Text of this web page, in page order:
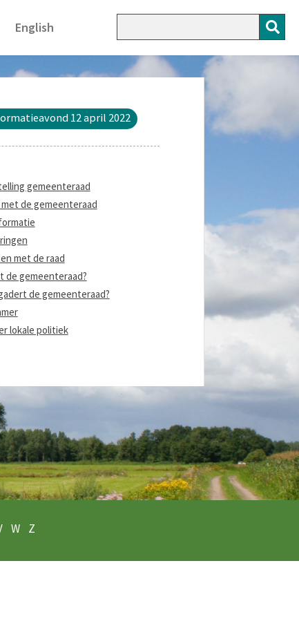
English
12 april 2022
gemeenteraad
de gemeenteraad
met de raad
de gemeenteraad?
de gemeenteraad?
lokale politiek
W Z